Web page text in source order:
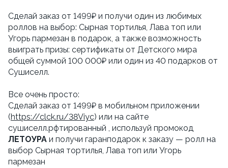
Сделай заказ от 1499₽ и получи один из любимых
роллов на выбор: Сырная тортилья, Лава топ или
Угорь пармезан в подарок, а также возможность
выиграть призы: сертификаты от Детского мира
общей суммой 100 000₽ или один из 40 подарков от
Сушиселл.
Все очень просто:
Сделай заказ от 1499₽ в мобильном приложении
(https://clck.ru/38Viyc) или на сайте
ЛЕТОУРА и получи гаранподарок к заказу — ролл на
выбор Сырная тортилья, Лава топ или Угорь
пармезан